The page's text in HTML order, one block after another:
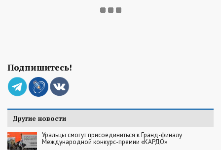
Подпишитесь!
Другие новости
Уральцы смогут присоединиться к Гранд-финалу
Международной конкурс-премии «КАРДО»